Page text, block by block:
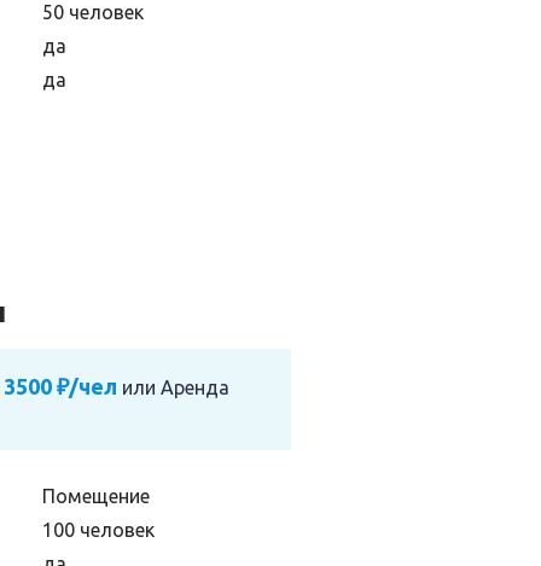
50 человек
да
да
₽/чел или Аренда
Помещение
100 человек